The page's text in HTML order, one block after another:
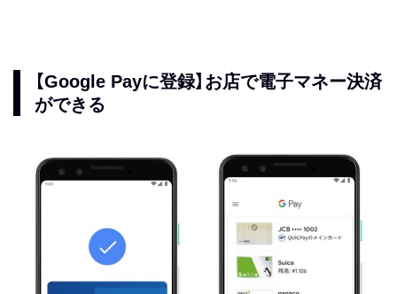
【Google Payに登録】お店で電子マネー決済
ができる